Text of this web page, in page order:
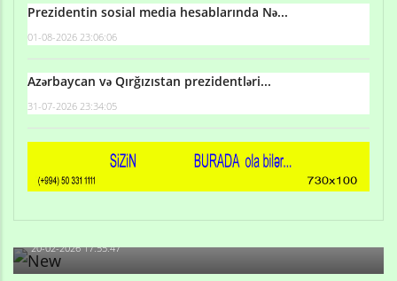
Prezidentin sosial media hesablarında Nə...
01-08-2026 23:06:06
Azərbaycan və Qırğızıstan prezidentləri...
31-07-2026 23:34:05
Qulu Məhərrəmli: Sosial şəbəkələrdə söyüş niyə artıb?
20-02-2026 17:55:47
Məni bura NAZİR GÖNDƏRİB - 1937-ci ildən fəaliyyətdə